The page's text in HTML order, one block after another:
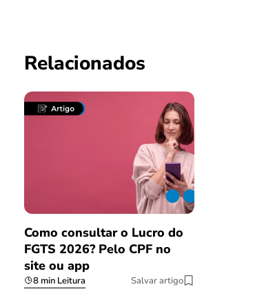
Relacionados
Como consultar o Lucro do
FGTS 2026? Pelo CPF no
site ou app
8 min Leitura Salvar artigo